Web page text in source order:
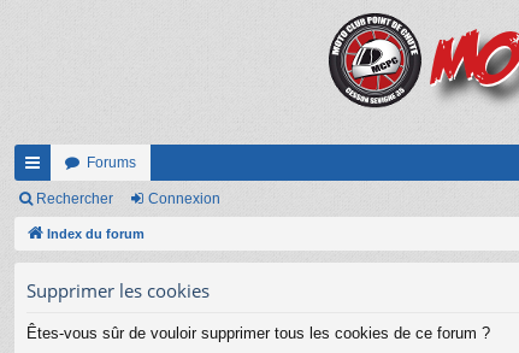
cc
ès
de
Forums
Rechercher Connexion
Index du forum
Supprimer les cookies
Êtes-vous sûr de vouloir supprimer tous les cookies de ce forum ?